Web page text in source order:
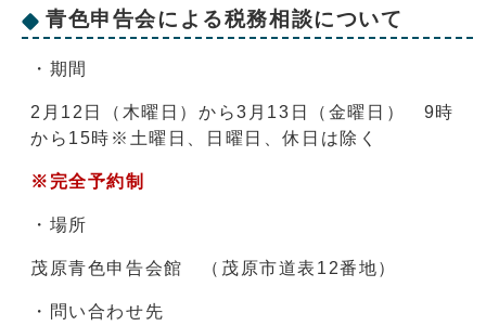
青色申告会による税務相談について
・期間
2月12日（木曜日）から3月13日（金曜日） 9時
から15時※土曜日、日曜日、休日は除く
※完全予約制
・場所
茂原青色申告会館 （茂原市道表12番地）
・問い合わせ先